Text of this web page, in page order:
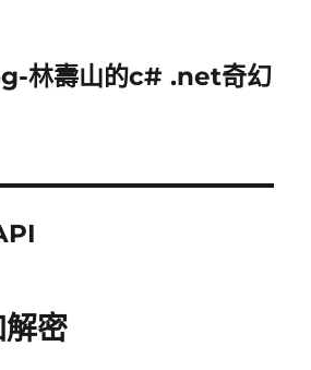
林壽山的c# .net奇幻
密